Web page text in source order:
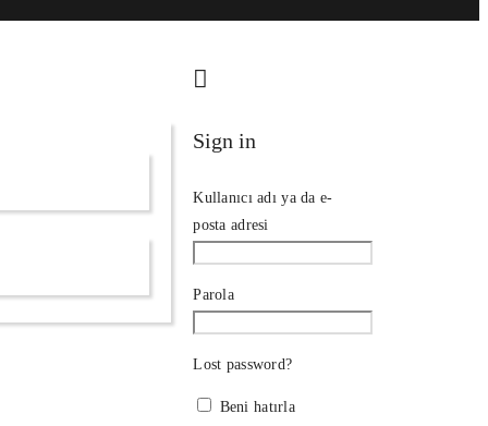
Sign in
Kullanıcı adı ya da e-
posta adresi
Parola
Lost password?
Beni hatırla